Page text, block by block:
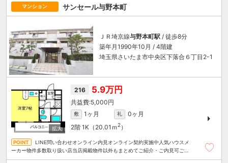
マンション サンセール与野本町
ＪＲ埼京線与野本町駅 / 徒歩8分
築年月1990年10月 / 4階建
埼玉県さいたま市中央区下落合６丁目2-1
216 5.9万円
5,000円
敷 1ヶ月 礼
0ヶ月
2階 1K（20.01ｍ 2）
LINE問い合わせオンライン内見オンライン契約実施中人気ハウスメ
ーカー物件多数取り扱い店当店掲載物件以外もまとめてご紹介・ご内見可ご予